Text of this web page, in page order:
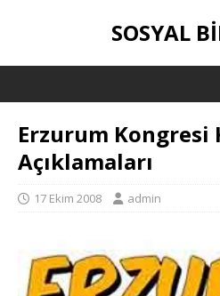
SOSYAL
Erzurum Kongresi
Açıklamaları
17 Ekim 2008 admin